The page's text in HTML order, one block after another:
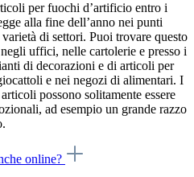
per fuochi d’artificio entro i
alla fine dell’anno nei punti
di settori. Puoi trovare questo
uffici, nelle cartolerie e presso i
di decorazioni e di articoli per
e nei negozi di alimentari. I
possono solitamente essere
ad esempio un grande razzo
online?